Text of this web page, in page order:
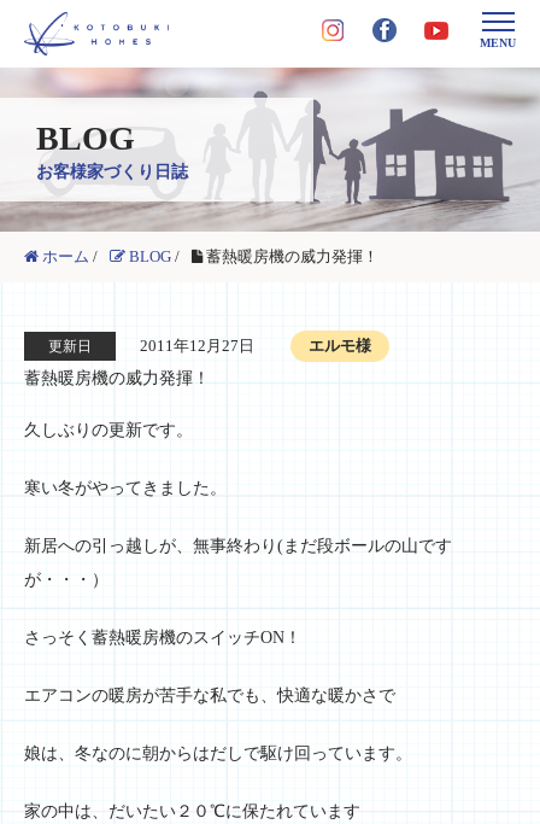
MENU
BLOG
お客様家づくり日誌
ホーム / BLOG / 蓄熱暖房機の威力発揮！
更新日 2011年12月27日
エルモ様
蓄熱暖房機の威力発揮！
久しぶりの更新です。
寒い冬がやってきました。
新居への引っ越しが、無事終わり(まだ段ボールの山です
が・・・）
さっそく蓄熱暖房機のスイッチON！
エアコンの暖房が苦手な私でも、快適な暖かさで
娘は、冬なのに朝からはだしで駆け回っています。
家の中は、だいたい２０℃に保たれています